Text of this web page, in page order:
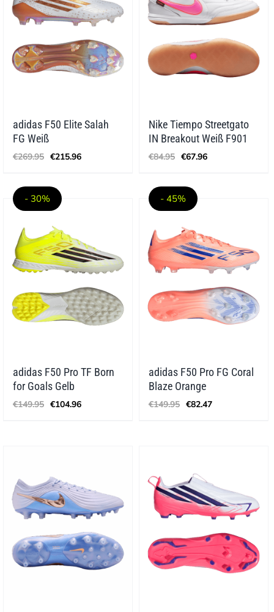
adidas F50 Elite Salah
FG Weiß
€269.95 Ursprünglicher
€269.95
€215.96Aktueller
Nike Tiempo Streetgato
IN Breakout Weiß F901
€84.95 Ursprünglicher
€84.95
€67.96Aktueller
- 30%
adidas F50 Pro TF Born
for Goals Gelb
€149.95 Ursprünglicher
€104.96Aktueller
- 45%
adidas F50 Pro FG Coral
Blaze Orange
€149.95 Ursprünglicher
€82.47Aktueller